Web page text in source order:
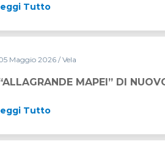
Tutto
DI NUOVO IN ACQUA CON UNA
Maggio 2026/ Vela
MAPEI” DI
Tutto